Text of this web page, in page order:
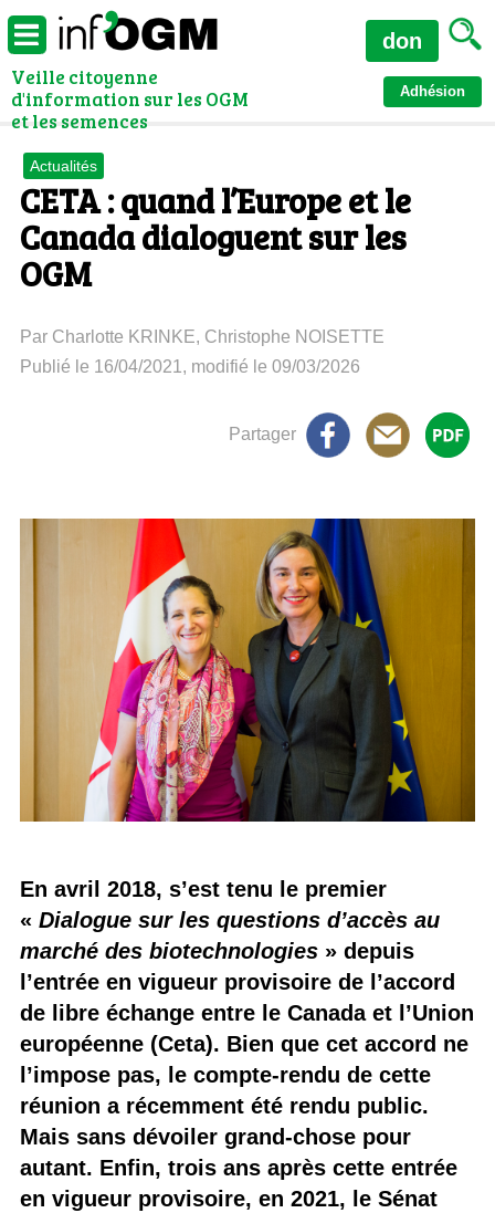
Veille citoyenne
d'information sur les OGM
et les semences
Adhésion
don
Actualités
CETA : quand l’Europe et le
Canada dialoguent sur les
OGM
Par Charlotte KRINKE, Christophe NOISETTE
Publié le 16/04/2021, modifié le 09/03/2026
Partager
En avril 2018, s’est tenu le premier
« Dialogue sur les questions d’accès au
marché des biotechnologies» depuis
l’entrée en vigueur provisoire de l’accord
de libre échange entre le Canada et l’Union
européenne (Ceta). Bien que cet accord ne
l’impose pas, le compte-rendu de cette
réunion a récemment été rendu public.
Mais sans dévoiler grand-chose pour
autant. Enfin, trois ans après cette entrée
en vigueur provisoire, en 2021, le Sénat